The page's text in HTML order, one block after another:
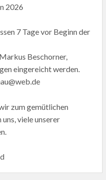
2026
7 Tage vor Beginn der
Beschorner,
eingereicht werden.
zum gemütlichen
viele unserer